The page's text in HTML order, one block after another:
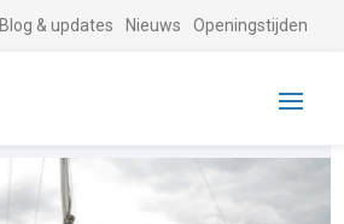
Blog & updates Nieuws Openingstijden